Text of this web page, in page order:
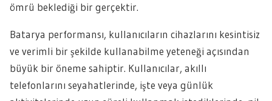
ömrü beklediği bir gerçektir.
Batarya performansı, kullanıcıların cihazlarını kesintisiz
ve verimli bir şekilde kullanabilme yeteneği açısından
büyük bir öneme sahiptir. Kullanıcılar, akıllı
telefonlarını seyahatlerinde, işte veya günlük